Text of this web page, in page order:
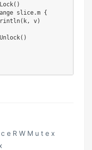
( )
slice.m {
( k , v)
( )
e R W M u t e x